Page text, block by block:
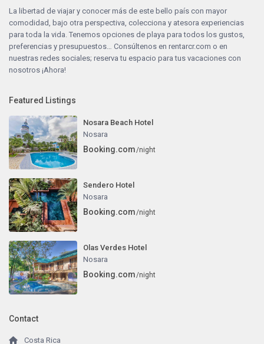
La libertad de viajar y conocer más de este bello país con mayor
comodidad, bajo otra perspectiva, colecciona y atesora experiencias
para toda la vida. Tenemos opciones de playa para todos los gustos,
preferencias y presupuestos… Consúltenos enrentarcr.com o en
nuestras redes sociales; reserva tu espacio para tus vacaciones con
nosotros ¡Ahora!
Featured Listings
Nosara Beach Hotel
Nosara
Booking.com/night
Sendero Hotel
Nosara
Booking.com/night
Olas Verdes Hotel
Nosara
Booking.com/night
Contact
Costa Rica